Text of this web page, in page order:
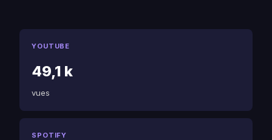
YOUTUBE
49,1 k
vues
SPOTIFY